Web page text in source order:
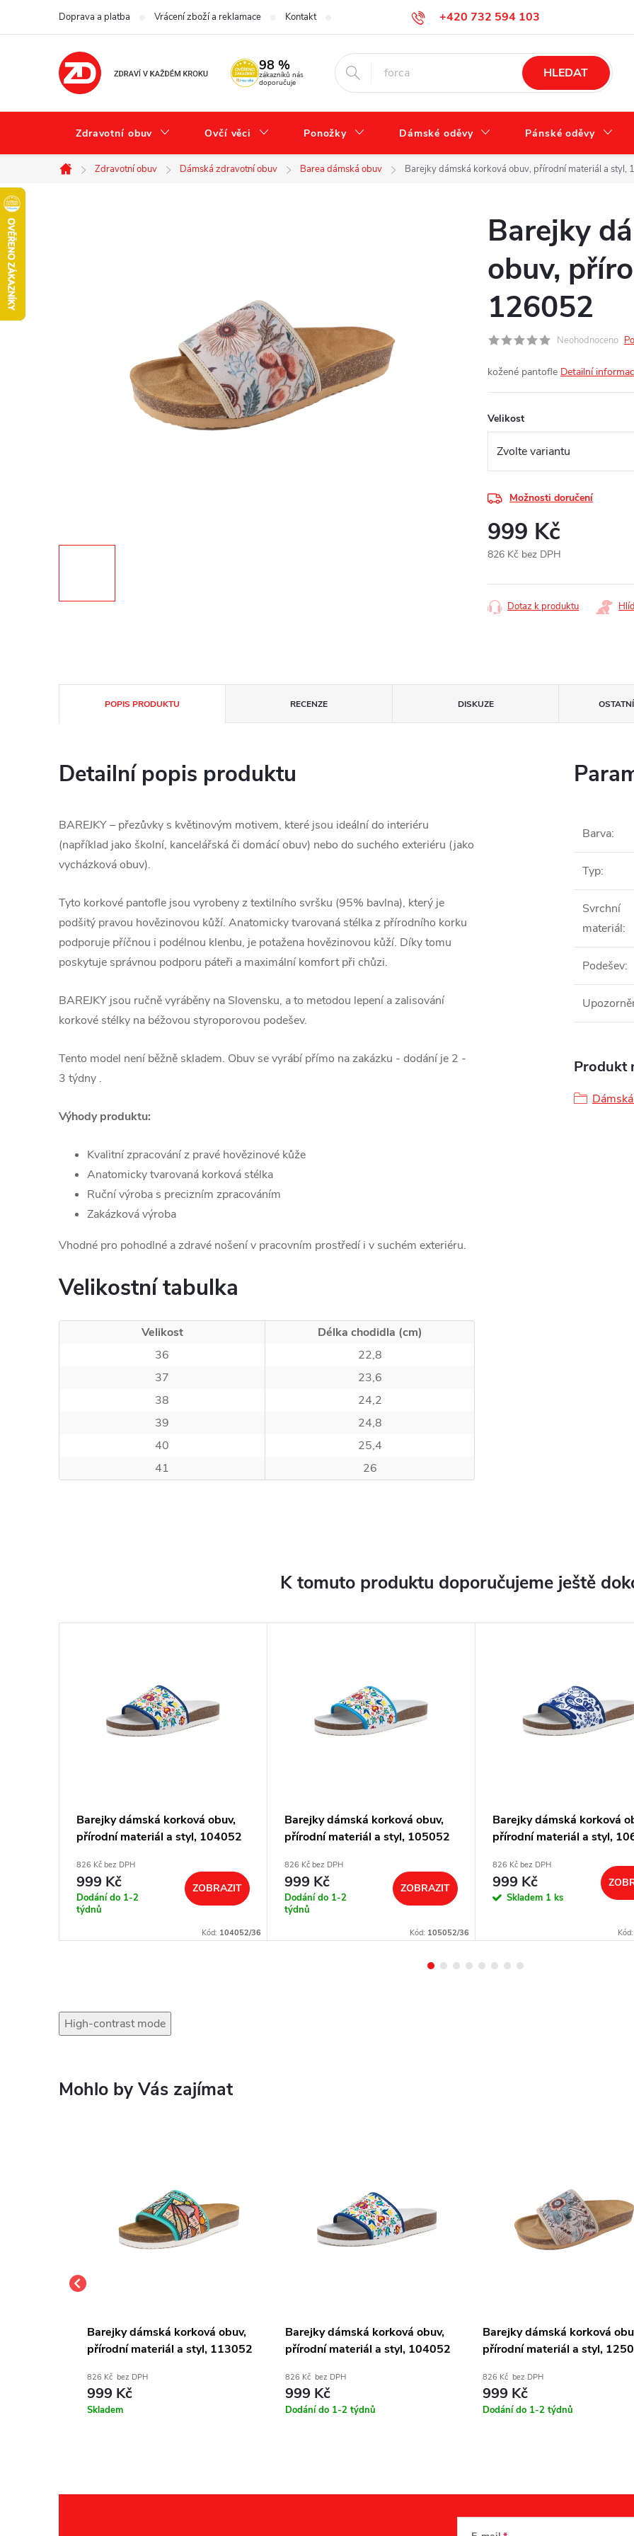
+420 732 594 103
info@zdravotnidoplnky.com
Doprava a platba Vrácení zboží a reklamace Kontakt Jak se správně starat o obuv?
98 %
zákazníků nás
doporučuje
HLEDAT
Zdravotní obuv Ovčí věci Ponožky Dámské oděvy Pánské oděvy
Domů
Zdravotní obuv Dámská zdravotní obuv Barea dámská obuv Barejky dámská korková obuv, přírodní materiál a styl,
Barejky
obuv,
126052
Neohodnoceno
kožené pantofle Detailní
Velikost
Možnosti doručení
999 Kč
826 Kč bez DPH
cena:
Dotaz k produktu
POPIS PRODUKTU RECENZE DISKUZE
Detailní popis produktu
BAREJKY – přezůvky s květinovým motivem, které jsou ideální do interiéru
(například jako školní, kancelářská či domácí obuv) nebo do suchého exteriéru (jako
vycházková obuv).
Tyto korkové pantofle jsou vyrobeny z textilního svršku (95% bavlna), který je
podšitý pravou hovězinovou kůží. Anatomicky tvarovaná stélka z přírodního korku
podporuje příčnou i podélnou klenbu, je potažena hovězinovou kůží. Díky tomu
poskytuje správnou podporu páteři a maximální komfort při chůzi.
BAREJKY jsou ručně vyráběny na Slovensku, a to metodou lepení a zalisování
korkové stélky na béžovou styroporovou podešev.
Tento model není běžně skladem. Obuv se vyrábí přímo na zakázku - dodání je 2 -
3 týdny .
Výhody produktu:
Kvalitní zpracování z pravé hovězinové kůže
Anatomicky tvarovaná korková stélka
Ruční výroba s precizním zpracováním
Zakázková výroba
Vhodné pro pohodlné a zdravé nošení v pracovním prostředí i v suchém exteriéru.
Velikostní tabulka
Velikost
Délka chodidla (cm)
36
22,8
37
23,6
38
24,2
39
24,8
40
25,4
41
26
Barva:
Typ:
Svrchní
materiál:
Podešev:
Produkt
K tomuto produktu doporučujeme ještě
Barejky dámská korková obuv,
přírodní materiál a styl, 104052
826 Kč bez DPH
999 Kč
Dodání do 1-2
týdnů
ZOBRAZIT
Kód: 104052/36
Barejky dámská korková obuv,
přírodní materiál a styl, 105052
826 Kč bez DPH
999 Kč
Dodání do 1-2
týdnů
ZOBRAZIT
Kód: 105052/36
Barejky dámská korková
přírodní materiál a styl,
826 Kč bez DPH
999 Kč
Skladem 1 ks
Kód:
High-contrast mode
Mohlo by Vás zajímat
Barejky dámská korková obuv,
přírodní materiál a styl, 113052
826 Kč bez DPH
999 Kč
Skladem
Barejky dámská korková obuv,
přírodní materiál a styl, 104052
826 Kč bez DPH
999 Kč
Dodání do 1-2 týdnů
Barejky dámská korková
přírodní materiál a styl,
826 Kč bez DPH
999 Kč
Dodání do 1-2 týdnů